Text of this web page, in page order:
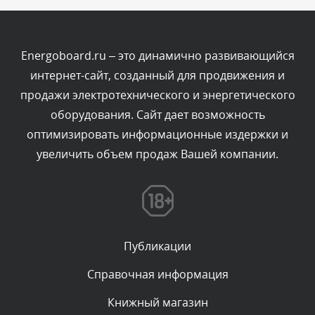
Комментарий проверяется
Текст комментария будет виден после проверки
администратором.
Сегодня, в 01:52
Комментарий проверяется
Текст комментария будет виден после проверки
Комментарий проверяется
Текст комментария будет виден после проверки
администратором.
Energoboard.ru – это динамично развивающийся
интернет-сайт, созданный для продвижения и
продажи электротехнического и энергетического
оборудования. Сайт дает возможность
оптимизировать информационные издержки и
увеличить объем продаж Вашей компании.
Публикации
Справочная информация
Книжный магазин